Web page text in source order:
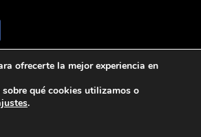
ofrecerte la mejor experiencia en
sobre qué cookies utilizamos o
.